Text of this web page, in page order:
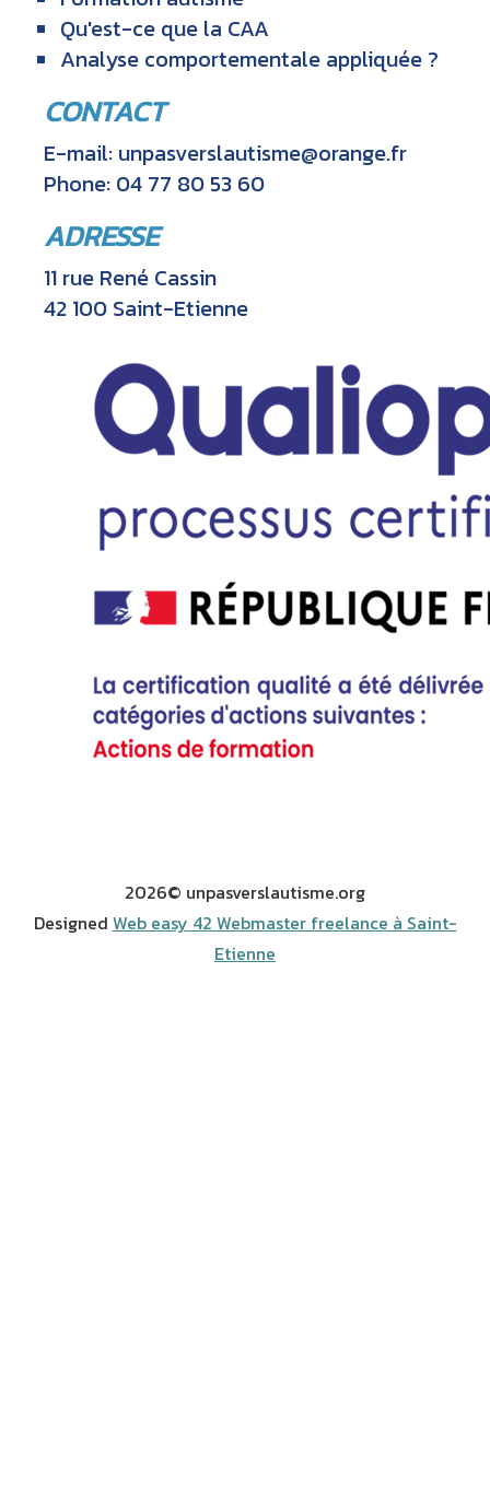
Qu'est-ce que la CAA
Analyse comportementale appliquée ?
CONTACT
E-mail: unpasverslautisme@orange.fr
Phone: 04 77 80 53 60
ADRESSE
11 rue René Cassin
42 100 Saint-Etienne
2026© unpasverslautisme.org
Designed Web easy 42 Webmaster freelance à Saint-
Etienne